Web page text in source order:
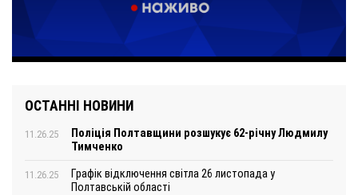
ОСТАННІ НОВИНИ
11.26.25
Поліція Полтавщини розшукує 62-річну Людмилу
Тимченко
11.26.25
Графік відключення світла 26 листопада у
Полтавській області